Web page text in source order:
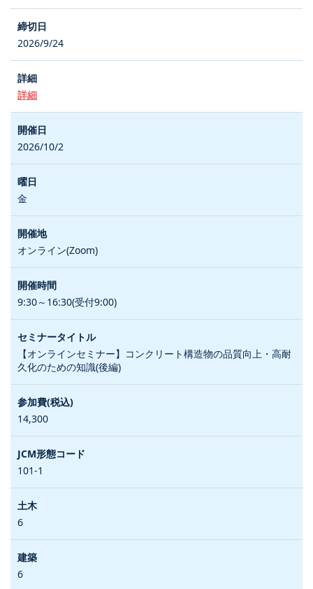
2026/9/24
詳細
2026/10/2
金
オンライン(Zoom)
9:30～16:30(受付9:00)
【オンラインセミナー】コンクリート構造物の品質向上・高耐
久化のための知識(後編)
14,300
101-1
6
6